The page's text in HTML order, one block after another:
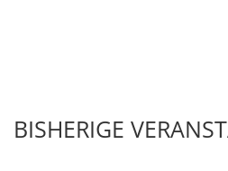
BISHERIGE